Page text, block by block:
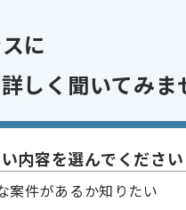
プリ開発
ト , 急募
に
詳しく聞いてみま
内容を選んでください
案件があるか知りたい